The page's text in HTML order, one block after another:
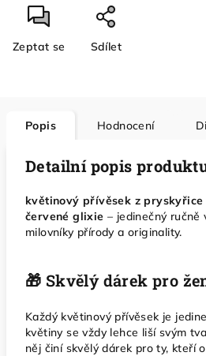
Zeptat se Sdílet
Popis Hodnocení
Detailní popis
květinový přívěsek z
červené glixie – jedinečný ručně
milovníky přírody a originality.
🎁 Skvělý dárek pro
Každý květinový přívěsek je
květiny se vždy lehce liší svým
něj činí skvělý dárek pro ty, kteří